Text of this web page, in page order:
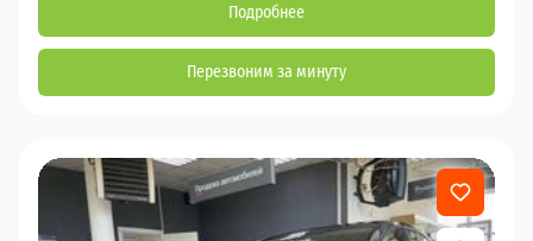
Подробнее
Перезвоним за минуту